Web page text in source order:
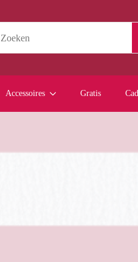
Accessoires Gratis